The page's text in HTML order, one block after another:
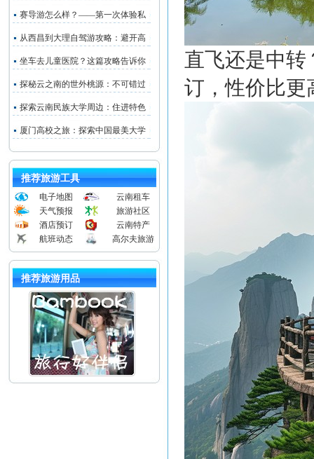
赛导游怎么样？——第一次体验私
从西昌到大理自驾游攻略：避开高
坐车去儿童医院？这篇攻略告诉你
探秘云之南的世外桃源：不可错过
探索云南民族大学周边：住进特色
厦门高校之旅：探索中国最美大学
推荐旅游工具
电子地图
云南租车
天气预报
旅游社区
酒店预订
云南特产
航班动态
高尔夫旅游
推荐旅游用品
直飞还是中转
订，性价比更